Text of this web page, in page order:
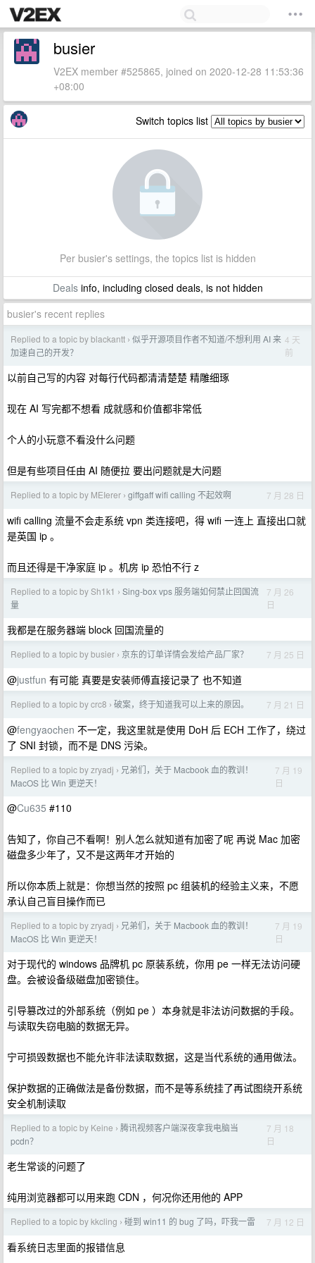
busier
V2EX member #525865, joined on 2020-12-28 11:53:36
+08:00
Switch topics list
Per busier's settings, the topics list is hidden
Dealsinfo, including closed deals, is not hidden
busier's recent replies
Replied to a topic by blackantt › 似乎开源项目作者不知道/不想利用 AI 来
加速自己的开发？
4 天
前
以前自己写的内容 对每行代码都清清楚楚 精雕细琢
现在 AI 写完都不想看 成就感和价值都非常低
个人的小玩意不看没什么问题
但是有些项目任由 AI 随便拉 要出问题就是大问题
Replied to a topic by MEIerer › giffgaff wifi calling 不起效啊 7 月 28 日
wifi calling 流量不会走系统 vpn 类连接吧，得 wifi 一连上 直接出口就
是英国 ip 。
而且还得是干净家庭 ip 。机房 ip 恐怕不行 z
Replied to a topic by Sh1k1 › Sing-box vps 服务端如何禁止回国流
量
7 月 26
日
我都是在服务器端 block 回国流量的
Replied to a topic by busier › 京东的订单详情会发给产品厂家？ 7 月 25 日
@justfun 有可能 真要是安装师傅直接记录了 也不知道
Replied to a topic by crc8 › 破案，终于知道我可以上来的原因。 7 月 21 日
@fengyaochen 不一定，我这里就是使用 DoH 后 ECH 工作了，绕过
了 SNI 封锁，而不是 DNS 污染。
Replied to a topic by zryadj › 兄弟们，关于 Macbook 血的教训！
MacOS 比 Win 更逆天！
7 月 19
日
@Cu635 #110
告知了，你自己不看啊！别人怎么就知道有加密了呢 再说 Mac 加密
磁盘多少年了，又不是这两年才开始的
所以你本质上就是：你想当然的按照 pc 组装机的经验主义来，不愿
承认自己盲目操作而已
Replied to a topic by zryadj › 兄弟们，关于 Macbook 血的教训！
MacOS 比 Win 更逆天！
7 月 19
日
对于现代的 windows 品牌机 pc 原装系统，你用 pe 一样无法访问硬
盘。会被设备级磁盘加密锁住。
引导篡改过的外部系统（例如 pe ）本身就是非法访问数据的手段。
与读取失窃电脑的数据无异。
宁可损毁数据也不能允许非法读取数据，这是当代系统的通用做法。
保护数据的正确做法是备份数据，而不是等系统挂了再试图绕开系统
安全机制读取
Replied to a topic by Keine › 腾讯视频客户端深夜拿我电脑当
pcdn？
7 月 18
日
老生常谈的问题了
纯用浏览器都可以用来跑 CDN ，何况你还用他的 APP
Replied to a topic by kkcling › 碰到 win11 的 bug 了吗，吓我一雷 7 月 12 日
看系统日志里面的报错信息